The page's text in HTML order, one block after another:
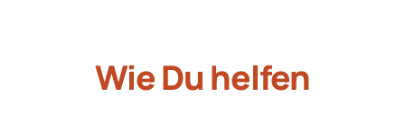
Wie Du helfen